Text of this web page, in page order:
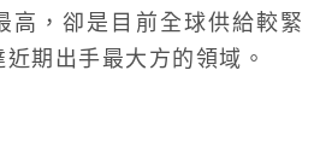
高，卻是目前全球供給較緊
期出手最大方的領域。